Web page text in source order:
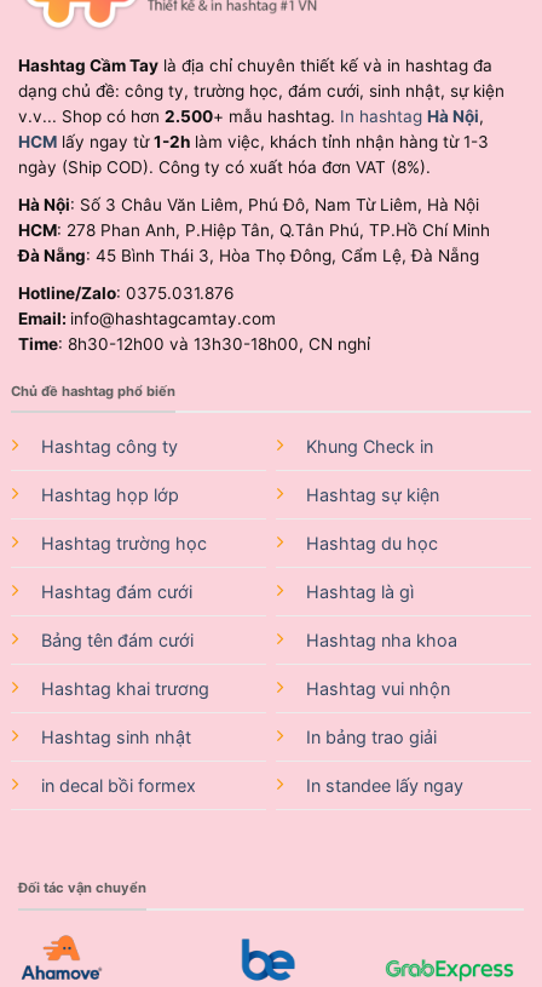
Hashtag Cầm Tay là địa chỉ chuyên thiết kế và in hashtag đa
dạng chủ đề: công ty, trường học, đám cưới, sinh nhật, sự kiện
v.v... Shop có hơn 2.500+ mẫu hashtag. In hashtag Hà Nội,
HCM lấy ngay từ1-2h làm việc, khách tỉnh nhận hàng từ 1-3
ngày (Ship COD). Công ty có xuất hóa đơn VAT (8%).
Hà Nội: Số 3 Châu Văn Liêm, Phú Đô, Nam Từ Liêm, Hà Nội
HCM: 278 Phan Anh, P.Hiệp Tân, Q.Tân Phú, TP.Hồ Chí Minh
Đà Nẵng: 45 Bình Thái 3, Hòa Thọ Đông, Cẩm Lệ, Đà Nẵng
Hotline/Zalo: 0375.031.876
Email: info@hashtagcamtay.com
Time: 8h30-12h00 và 13h30-18h00, CN nghỉ
Chủ đề hashtag phổ biến
Hashtag công ty
Hashtag họp lớp
Hashtag trường học
Hashtag đám cưới
Bảng tên đám cưới
Hashtag khai trương
Hashtag sinh nhật
in decal bồi formex
Khung Check in
Hashtag sự kiện
Hashtag du học
Hashtag là gì
Hashtag nha khoa
Hashtag vui nhộn
In bảng trao giải
In standee lấy ngay
Đối tác vận chuyển